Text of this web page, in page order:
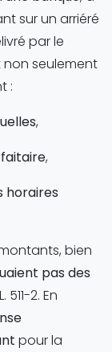
sur un arriéré
par le
seulement
:
,
,
horaires
bien
pas des
2. En
pour la